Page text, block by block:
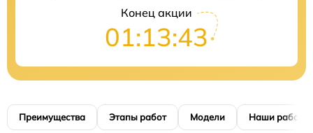
Конец акции
01:13:42
Преимущества Этапы работ Модели Наши работы